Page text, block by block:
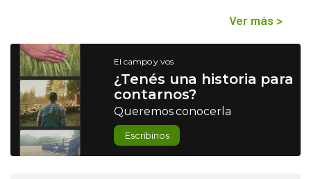
Ver más >
El campo y vos
¿Tenés una historia para
contarnos?
Queremos conocerla
Escribinos